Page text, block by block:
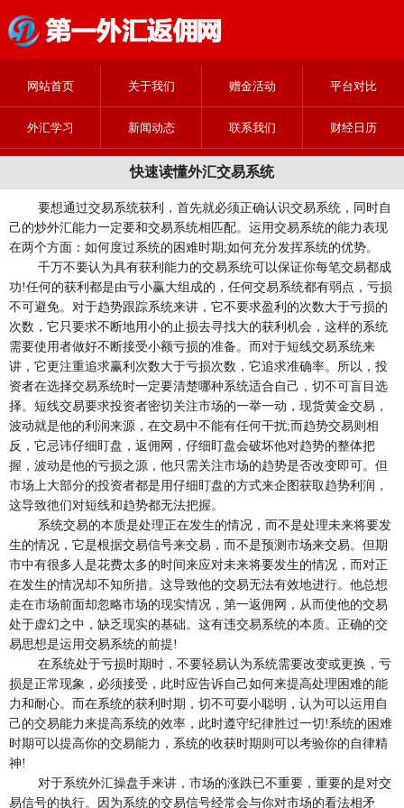
网站首页 关于我们 赠金活动 平台对比
外汇学习 新闻动态 联系我们 财经日历
快速读懂外汇交易系统
要想通过交易系统获利，首先就必须正确认识交易系统，同时自
己的炒外汇能力一定要和交易系统相匹配。运用交易系统的能力表现
在两个方面：如何度过系统的困难时期;如何充分发挥系统的优势。
千万不要认为具有获利能力的交易系统可以保证你每笔交易都成
功!任何的获利都是由亏小赢大组成的，任何交易系统都有弱点，亏损
不可避免。对于趋势跟踪系统来讲，它不要求盈利的次数大于亏损的
次数，它只要求不断地用小的止损去寻找大的获利机会，这样的系统
需要使用者做好不断接受小额亏损的准备。而对于短线交易系统来
讲，它更注重追求赢利次数大于亏损次数，它追求准确率。所以，投
资者在选择交易系统时一定要清楚哪种系统适合自己，切不可盲目选
择。短线交易要求投资者密切关注市场的一举一动，现货黄金交易，
波动就是他的利润来源，在交易中不能有任何干扰;而趋势交易则相
反，它忌讳仔细盯盘，返佣网，仔细盯盘会破坏他对趋势的整体把
握，波动是他的亏损之源，他只需关注市场的趋势是否改变即可。但
市场上大部分的投资者都是用仔细盯盘的方式来企图获取趋势利润，
这导致彵们对短线和趋势都无法把握。
系统交易的本质是处理正在发生的情况，而不是处理未来将要发
生的情况，它是根据交易信号来交易，而不是预测市场来交易。但期
市中有很多人是花费太多的时间来应对未来将要发生的情况，而对正
在发生的情况却不知所措。这导致他的交易无法有效地进行。他总想
走在市场前面却忽略市场的现实情况，第一返佣网，从而使他的交易
处于虚幻之中，缺乏现实的基础。这有违交易系统的本质。正确的交
易思想是运用交易系统的前提!
在系统处于亏损时期时，不要轻易认为系统需要改变或更换，亏
损是正常现象，必须接受，此时应告诉自己如何来提高处理困难的能
力和耐心。而在系统的获利时期，切不可耍小聪明，认为可以运用自
己的交易能力来提高系统的效率，此时遵守纪律胜过一切!系统的困难
时期可以提高你的交易能力，系统的收获时期则可以考验你的自律精
神!
对于系统外汇操盘手来讲，市场的涨跌已不重要，重要的是对交
易信号的执行。因为系统的交易信号经常会与你对市场的看法相矛